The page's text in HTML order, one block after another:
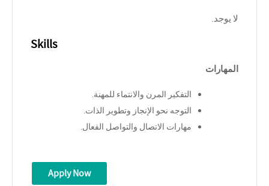
لا يوجد.
Skills
المهارات
التفكير المرن والانتماء للمهنة
التوجه نحو الإنجاز وتطوير الذات
مهارات الاتصال والتواصل الفعال
Apply Now